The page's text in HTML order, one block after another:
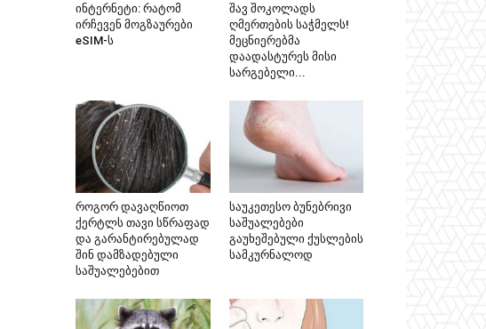
ინტერნეტი: რატომ
ირჩევენ მოგზაურები
eSIM-ს
შავ შოკოლადს
ღმერთების საჭმელს!
მეცნიერებმა
დაადასტურეს მისი
სარგებელი...
როგორ დავაღწიოთ
ქერტლს თავი სწრაფად
და გარანტირებულად
შინ დამზადებული
საშუალებებით
საუკეთესო ბუნებრივი
საშუალებები
გაუხეშებული ქუსლების
სამკურნალოდ